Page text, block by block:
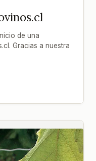
de una
Gracias a nuestra